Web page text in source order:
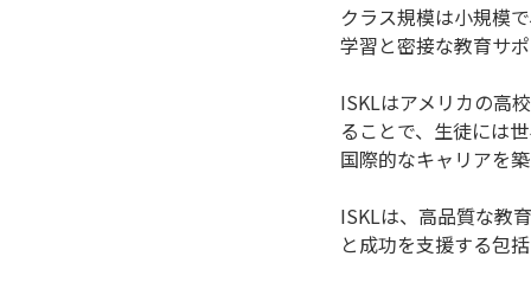
クラス規模は小規模
学習と密接な教育サ
ISKLはアメリカの高
ることで、生徒には
国際的なキャリアを
ISKLは、高品質な教
と成功を支援する包